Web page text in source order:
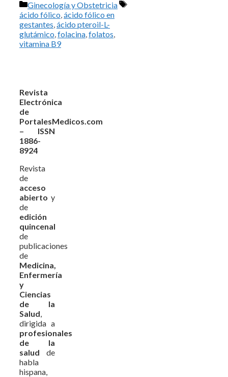
Categorías
Ginecología y Obstetricia
Etiquetas
ácido fólico,ácido fólico en
gestantes,ácido pteroil-L-
glutámico,folacina,folatos,
vitamina B9
Revista
Electrónica
de
PortalesMedicos.com
– ISSN
1886-
8924
Revista
de
acceso
abierto y
de
edición
quincenal
de
publicaciones
de
Medicina,
Enfermería
y
Ciencias
de la
Salud,
dirigida a
profesionales
de la
salud de
habla
hispana,